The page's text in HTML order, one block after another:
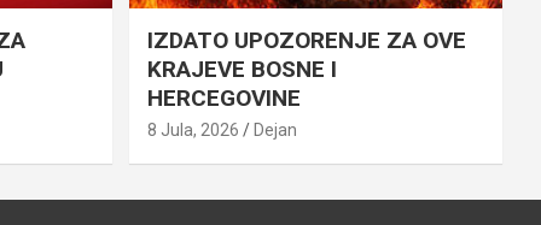
IZDATO UPOZORENJE ZA OVE
KRAJEVE BOSNE I
HERCEGOVINE
8 Jula, 2026 Dejan